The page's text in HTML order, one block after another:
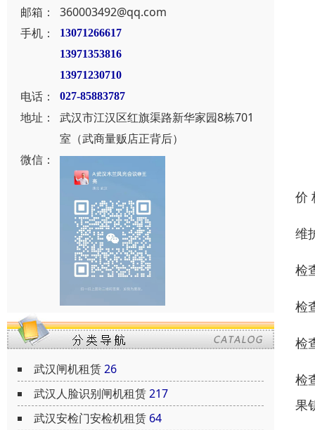
邮箱：
360003492@qq.com
手机：
13071266617
13971353816
13971230710
电话： 027-85883787
地址：
武汉市江汉区红旗渠路新华家园8栋701
室（武商量贩店正背后）
微信：
武汉闸机租赁26
武汉人脸识别闸机租赁217
武汉安检门安检机租赁 64
价
维
检
检
检
检
果